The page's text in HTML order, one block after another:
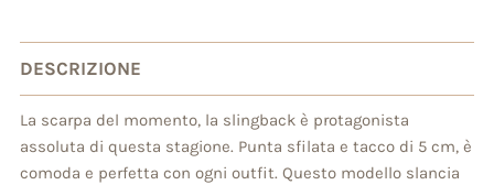
DESCRIZIONE
La scarpa del momento, la slingback è protagonista
assoluta di questa stagione. Punta sfilata e tacco di 5 cm, è
comoda e perfetta con ogni outfit. Questo modello slancia